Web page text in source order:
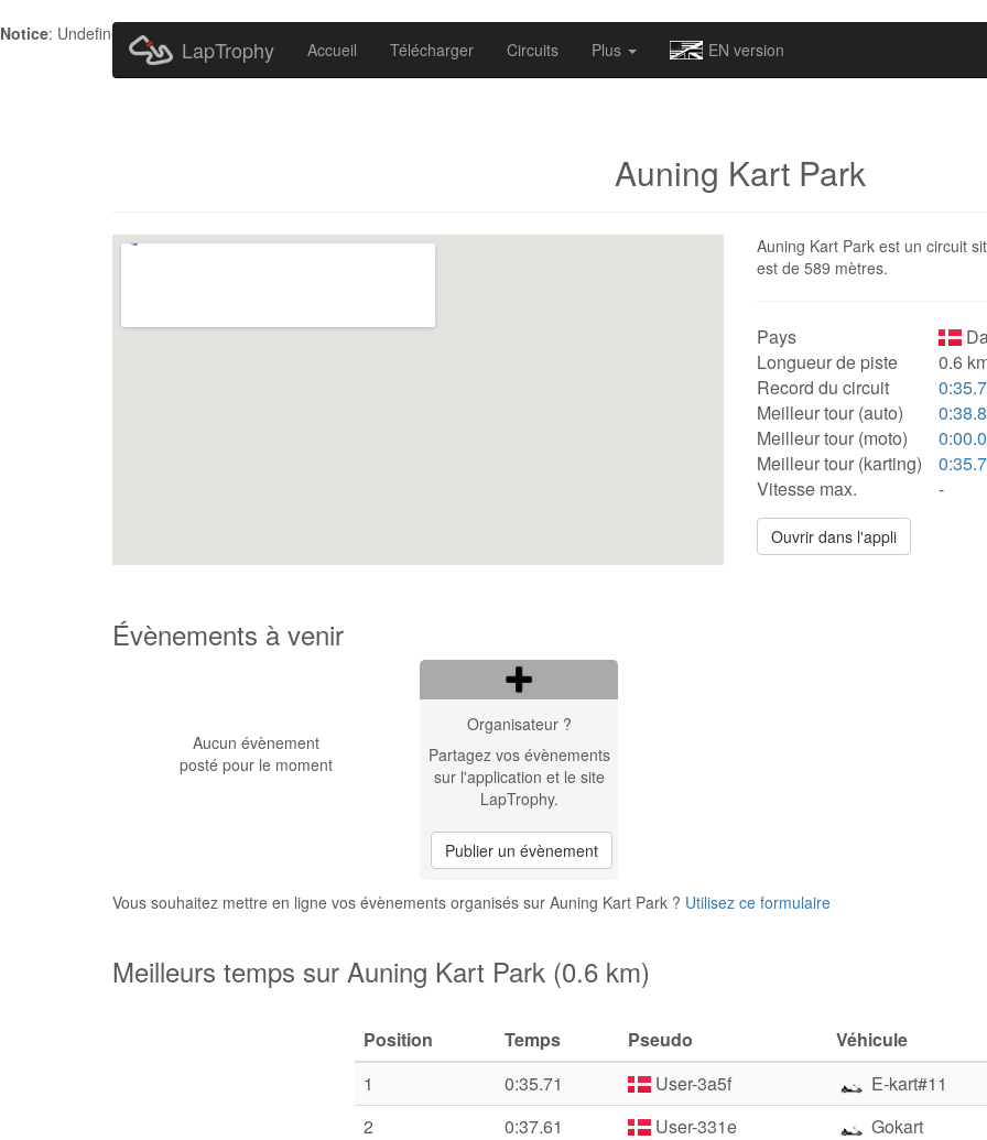
Notice: Undefined index: HTTP_ACCEPT_LANGUAGE in
LapTrophy Accueil Télécharger Circuits Plus EN version
Auning Kart Park
Auning Kart Park est un circuit
est de 589 mètres.
Pays
Longueur de piste
0.6
Record du circuit
Meilleur tour (auto)
Meilleur tour (moto)
Meilleur tour (karting)
Vitesse max.
-
Ouvrir dans l'appli
Évènements à venir
Aucun évènement
posté pour le moment
Organisateur ?
Partagez vos évènements
sur l'application et le site
LapTrophy.
Publier un évènement
Vous souhaitez mettre en ligne vos évènements organisés sur Auning Kart Park ? Utilisez ce formulaire
Meilleurs temps sur Auning Kart Park (0.6 km)
Position Temps Pseudo
Véhicule
1
0:35.71 User-3a5f
E-kart#11
2
0:37.61 User-331e
Gokart